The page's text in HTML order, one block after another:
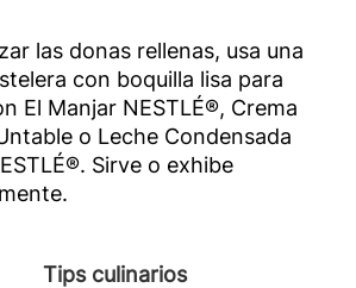
las donas rellenas, usa una
con boquilla lisa para
El Manjar NESTLÉ®, Crema
o Leche Condensada
Sirve o exhibe
Tips culinarios